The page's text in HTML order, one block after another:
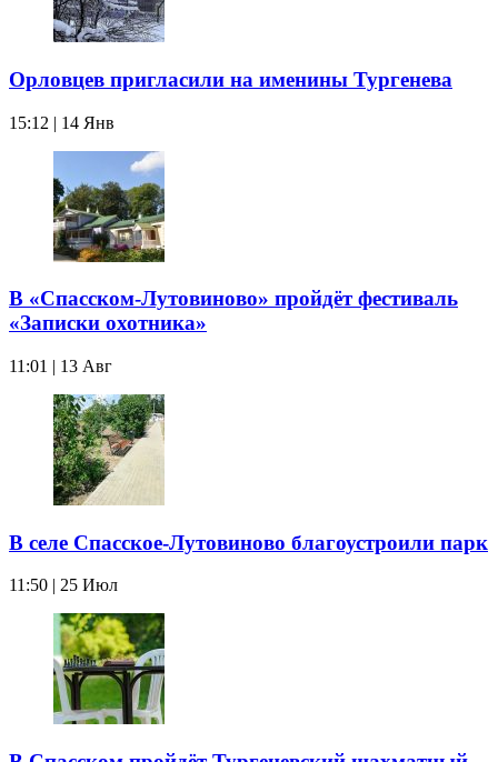
Орловцев пригласили на именины Тургенева
15:12 | 14 Янв
В «Спасском-Лутовиново» пройдёт фестиваль
«Записки охотника»
11:01 | 13 Авг
В селе Спасское-Лутовиново благоустроили парк
11:50 | 25 Июл